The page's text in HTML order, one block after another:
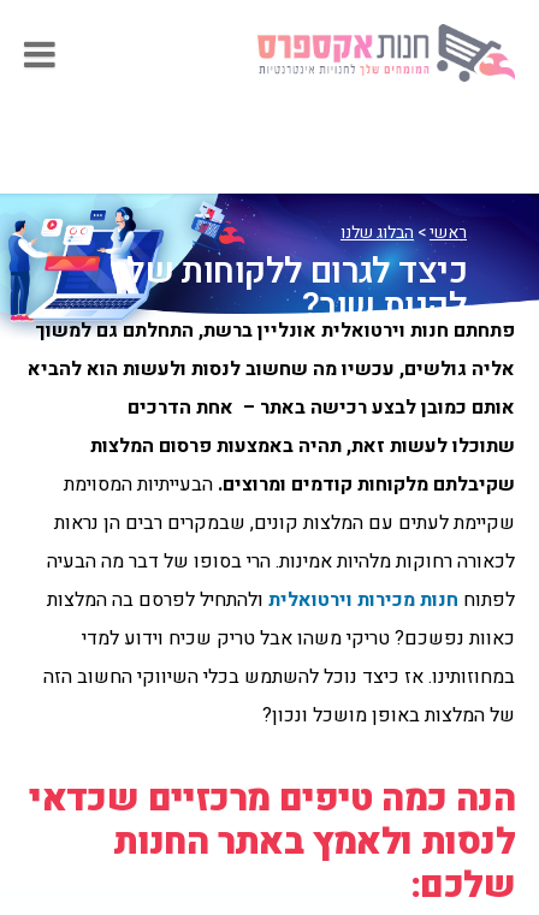
ראשי>הבלוג שלנו
כיצד לגרום ללקוחות שלך
לקנות שוב?
פתחתם חנות וירטואלית אונליין ברשת, התחלתם גם למשוך
אליה גולשים, עכשיו מה שחשוב לנסות ולעשות הוא להביא
אותם כמובן לבצע רכישה באתר – אחת הדרכים
שתוכלו לעשות זאת, תהיה באמצעות פרסום המלצות
שקיבלתם מלקוחות קודמים ומרוצים. הבעייתיות המסוימת
שקיימת לעתים עם המלצות קונים, שבמקרים רבים הן נראות
לכאורה רחוקות מלהיות אמינות. הרי בסופו של דבר מה הבעיה
לפתוח חנות מכירות וירטואלית ולהתחיל לפרסם בה המלצות
כאוות נפשכם? טריקי משהו אבל טריק שכיח וידוע למדי
במחוזותינו. אז כיצד נוכל להשתמש בכלי השיווקי החשוב הזה
של המלצות באופן מושכל ונכון?
הנה כמה טיפים מרכזיים שכדאי
לנסות ולאמץ באתר החנות
שלכם: